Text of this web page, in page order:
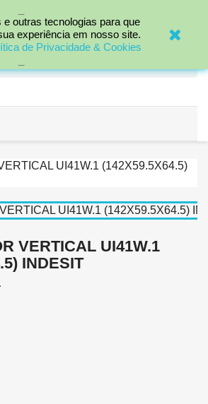
VERTICAL UI41W.1
INDESIT
outras tecnologias para que
experiência em nosso site.
de Privacidade & Cookies